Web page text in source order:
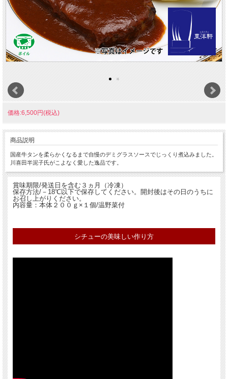
価格:6,500円(税込)
商品説明
国産牛タンを柔らかくなるまで自慢のデミグラスソースでじっくり煮込みました。
川喜田半泥子氏がこよなく愛した逸品です。
賞味期限/発送日を含む３ヵ月（冷凍）
保存方法/－18℃以下で保存してください。開封後はその日のうちに
お召し上がりください。
内容量：本体２００ｇ×１個/温野菜付
シチューの美味しい作り方